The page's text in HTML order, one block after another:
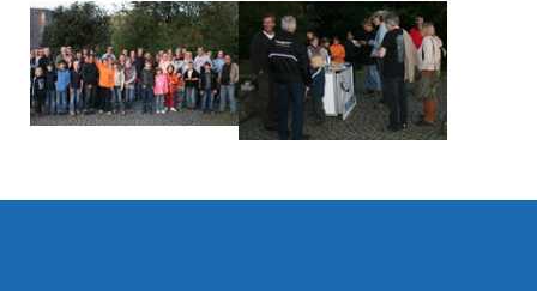
Show larger version Show larger version